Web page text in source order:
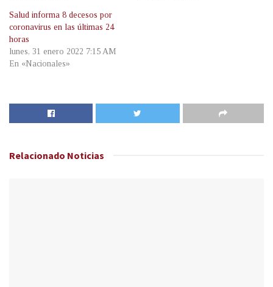
Salud informa 8 decesos por
coronavirus en las últimas 24
horas
lunes, 31 enero 2022 7:15 AM
En «Nacionales»
Relacionado Noticias